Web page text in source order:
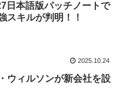
日本語版パッチノートで
スキルが判明！！
2025.10.24
ウィルソンが新会社を設